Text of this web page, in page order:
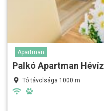
Apartman
Palkó Apartman Hévíz
Tó távolsága 1000 m